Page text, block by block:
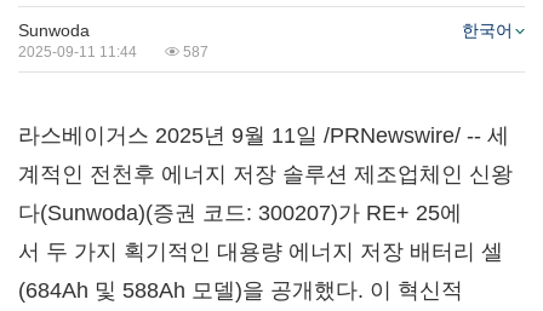
Sunwoda
2025-09-11 11:44 587
한국어
라스베이거스 2025년 9월 11일 /PRNewswire/ -- 세
계적인 전천후 에너지 저장 솔루션 제조업체인 신왕
다(Sunwoda)(증권 코드: 300207)가 RE+ 25에
서 두 가지 획기적인 대용량 에너지 저장 배터리 셀
(684Ah 및 588Ah 모델)을 공개했다. 이 혁신적